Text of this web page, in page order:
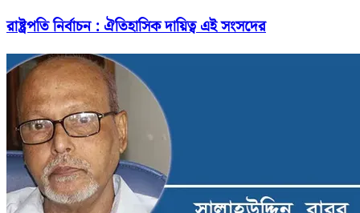
রাষ্ট্রপতি নির্বাচন : ঐতিহাসিক দায়িত্ব এই সংসদের